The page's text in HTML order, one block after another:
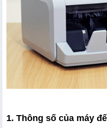
Tiết kiệm điện, vận
1. Thông số của máy